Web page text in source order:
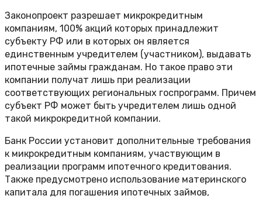
Законопроект разрешает микрокредитным
компаниям, 100% акций которых принадлежит
субъекту РФ или в которых он является
единственным учредителем (участником), выдавать
ипотечные займы гражданам. Но такое право эти
компании получат лишь при реализации
соответствующих региональных госпрограмм. Причем
субъект РФ может быть учредителем лишь одной
такой микрокредитной компании.
Банк России установит дополнительные требования
к микрокредитным компаниям, участвующим в
реализации программ ипотечного кредитования.
Также предусмотрено использование материнского
капитала для погашения ипотечных займов,